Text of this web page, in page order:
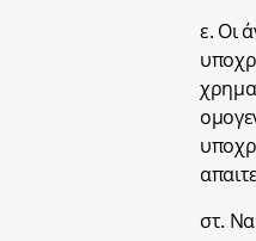
ε. Οι
στ. Να